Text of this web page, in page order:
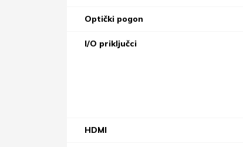
Optički pogon
I/O priključci
HDMI